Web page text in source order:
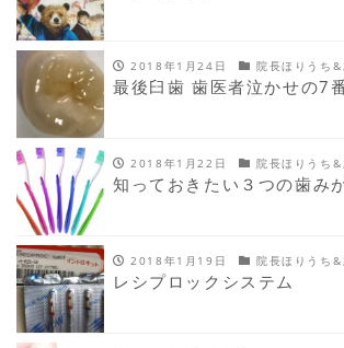
2018年1月24日 院長ほりうち
最後臼歯 歯医者泣かせの7
2018年1月22日 院長ほりうち
知っておきたい３つの歯み
2018年1月19日 院長ほりうち
レシプロックシステム